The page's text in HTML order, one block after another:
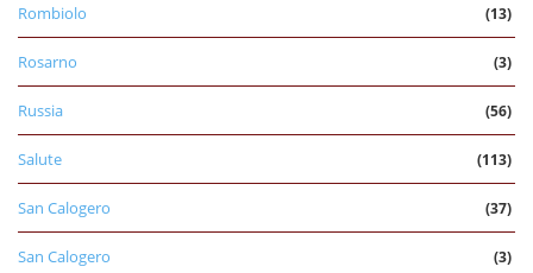
Rombiolo (13)
Rosarno (3)
Russia (56)
Salute (113)
San Calogero (37)
San Calogero (3)